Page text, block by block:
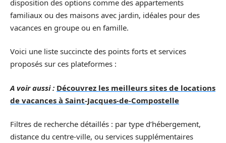
disposition des options comme des appartements
familiaux ou des maisons avec jardin, idéales pour des
vacances en groupe ou en famille.
Voici une liste succincte des points forts et services
proposés sur ces plateformes :
A voir aussi : Découvrez les meilleurs sites de locations
de vacances à Saint-Jacques-de-Compostelle
Filtres de recherche détaillés : par type d’hébergement,
distance du centre-ville, ou services supplémentaires